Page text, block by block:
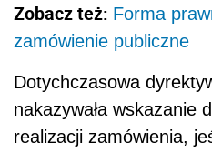
Zobacz też: Forma
zamówienie publiczne
Dotychczasowa
nakazywała wskazanie
realizacji zamówienia,